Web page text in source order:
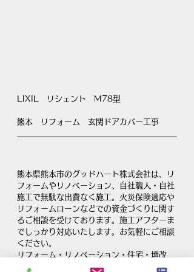
LIXIL　リシェント　M78型
熊本　リフォーム　玄関ドアカバー工事
熊本県熊本市のグッドハート株式会社は、リ
フォームやリノベーション、自社職人・自社
施工で無駄な出費なく施工。火災保険適応や
リフォームローンなどでの資金づくりに関す
るご相談を受けております。施工アフターま
でしっかり対応いたします。お気軽にご相談
ください。
リフォーム・リノベーション・住宅・増改
築・内装・水まわり・エクステリア工事｜グ